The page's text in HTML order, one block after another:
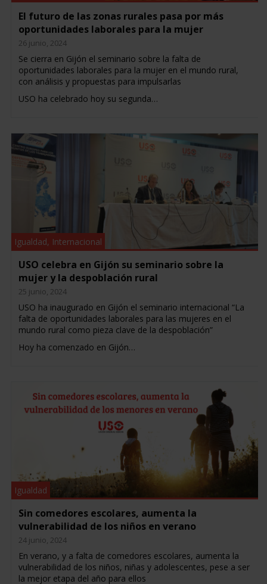
El futuro de las zonas rurales pasa por más
oportunidades laborales para la mujer
26 junio, 2024
Se cierra en Gijón el seminario sobre la falta de
oportunidades laborales para la mujer en el mundo rural,
con análisis y propuestas para impulsarlas
USO ha celebrado hoy su segunda…
Igualdad, Internacional
USO celebra en Gijón su seminario sobre la
mujer y la despoblación rural
25 junio, 2024
USO ha inaugurado en Gijón el seminario internacional “La
falta de oportunidades laborales para las mujeres en el
mundo rural como pieza clave de la despoblación”
Hoy ha comenzado en Gijón…
Igualdad
Sin comedores escolares, aumenta la
vulnerabilidad de los niños en verano
24 junio, 2024
En verano, y a falta de comedores escolares, aumenta la
vulnerabilidad de los niños, niñas y adolescentes, pese a ser
la mejor etapa del año para ellos